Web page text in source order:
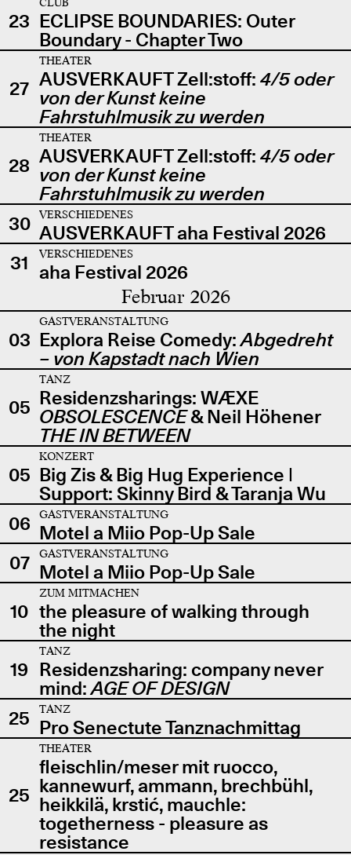
23 ECLIPSE BOUNDARIES: Outer
Boundary - Chapter Two
27
THEATER
AUSVERKAUFT Zell:stoff: 4/5 oder
von der Kunst keine
Fahrstuhlmusik zu werden
28
THEATER
AUSVERKAUFT Zell:stoff: 4/5 oder
von der Kunst keine
Fahrstuhlmusik zu werden
30
VERSCHIEDENES
AUSVERKAUFT aha Festival 2026
31
VERSCHIEDENES
aha Festival 2026
Februar 2026
03
GASTVERANSTALTUNG
Explora Reise Comedy:Abgedreht
– von Kapstadt nach Wien
05
TANZ
Residenzsharings: WÆXE
OBSOLESCENCE& Neil Höhener
THE IN BETWEEN
05
KONZERT
Big Zis & Big Hug Experience |
Support: Skinny Bird & Taranja Wu
06
GASTVERANSTALTUNG
Motel a Miio Pop-Up Sale
07
GASTVERANSTALTUNG
Motel a Miio Pop-Up Sale
10
ZUM MITMACHEN
the pleasure of walking through
the night
19
TANZ
Residenzsharing: company never
mind:AGE OF DESIGN
25
TANZ
Pro Senectute Tanznachmittag
25
THEATER
fleischlin/meser mit ruocco,
kannewurf, ammann, brechbühl,
heikkilä, krstić, mauchle:
togetherness - pleasure as
resistance